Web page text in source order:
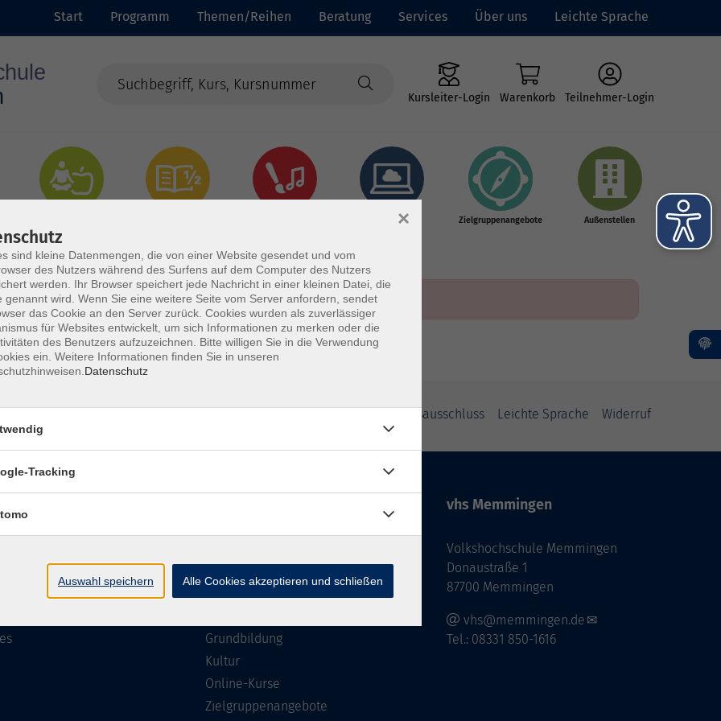
Start Programm Themen/Reihen Beratung Services Über uns Leichte Sprache
Kursleiter-Login Warenkorb Teilnehmer-Login
Online-Kurse Zielgruppenangebote Außenstellen
Haftungsausschluss Leichte Sprache Widerruf
Reihen
Grundbildung
Kultur
Online-Kurse
Zielgruppenangebote
vhs Memmingen
Volkshochschule Memmingen
Donaustraße 1
87700 Memmingen
vhs@memmingen.de
Tel.: 08331 850-1616
sind kleine Datenmengen, die von einer Website gesendet und vom
des Nutzers während des Surfens auf dem Computer des Nutzers
werden. Ihr Browser speichert jede Nachricht in einer kleinen Datei, die
genannt wird. Wenn Sie eine weitere Seite vom Server anfordern, sendet
das Cookie an den Server zurück. Cookies wurden als zuverlässiger
für Websites entwickelt, um sich Informationen zu merken oder die
des Benutzers aufzuzeichnen. Bitte willigen Sie in die Verwendung
ein. Weitere Informationen finden Sie in unseren
Datenschutz
×
Tracking
Auswahl speichern Alle Cookies akzeptieren und schließen